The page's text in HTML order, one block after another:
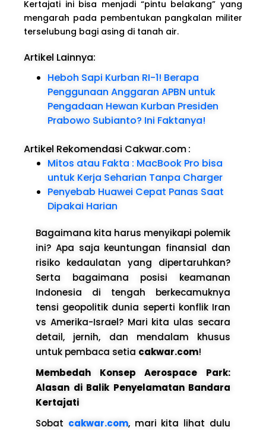
Kertajati ini bisa menjadi “pintu belakang” yang
mengarah pada pembentukan pangkalan militer
terselubung bagi asing di tanah air.
Artikel Lainnya:
Heboh Sapi Kurban RI-1! Berapa
Penggunaan Anggaran APBN untuk
Pengadaan Hewan Kurban Presiden
Prabowo Subianto? Ini Faktanya!
Artikel Rekomendasi Cakwar.com:
Mitos atau Fakta : MacBook Pro bisa
untuk Kerja Seharian Tanpa Charger
Penyebab Huawei Cepat Panas Saat
Dipakai Harian
Bagaimana kita harus menyikapi polemik
ini? Apa saja keuntungan finansial dan
risiko kedaulatan yang dipertaruhkan?
Serta bagaimana posisi keamanan
Indonesia di tengah berkecamuknya
tensi geopolitik dunia seperti konflik Iran
vs Amerika-Israel? Mari kita ulas secara
detail, jernih, dan mendalam khusus
untuk pembaca setia cakwar.com!
Membedah Konsep Aerospace Park:
Alasan di Balik Penyelamatan Bandara
Kertajati
Sobat cakwar.com, mari kita lihat dulu